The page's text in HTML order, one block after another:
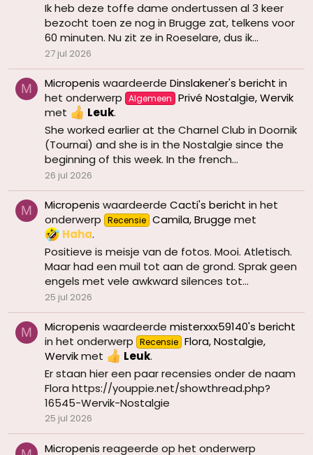
Ik heb deze toffe dame ondertussen al 3 keer
bezocht toen ze nog in Brugge zat, telkens voor
60 minuten. Nu zit ze in Roeselare, dus ik...
27 jul 2026
M Micropenis waardeerde Dinslakener's bericht in
het onderwerp Algemeen
Privé Nostalgie, Wervik
met
Leuk.
She worked earlier at the Charnel Club in Doornik
(Tournai) and she is in the Nostalgie since the
beginning of this week. In the french...
26 jul 2026
M Micropenis waardeerde Cacti's bericht in het
onderwerp Recensie Camila, Brugge met
Haha.
Positieve is meisje van de fotos. Mooi. Atletisch.
Maar had een muil tot aan de grond. Sprak geen
engels met vele awkward silences tot...
25 jul 2026
M Micropenis waardeerde misterxxx59140's bericht
in het onderwerp Recensie Flora, Nostalgie,
Wervikmet Leuk.
Er staan hier een paar recensies onder de naam
Flora https://youppie.net/showthread.php?
16545-Wervik-Nostalgie
25 jul 2026
Micropenis reageerde op het onderwerp